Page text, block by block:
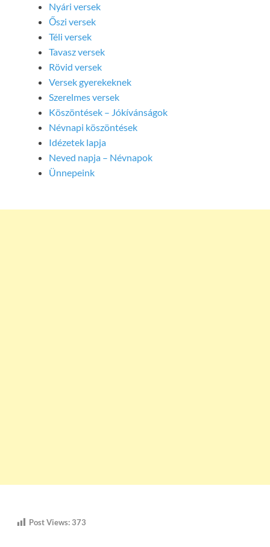
Nyári versek
Őszi versek
Téli versek
Tavasz versek
Rövid versek
Versek gyerekeknek
Szerelmes versek
Köszöntések – Jókívánságok
Névnapi köszöntések
Idézetek lapja
Neved napja – Névnapok
Ünnepeink
Post Views:373